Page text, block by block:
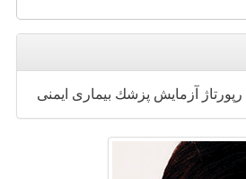
رپورتاژ آزمایش پزشك بیماری ایمنی